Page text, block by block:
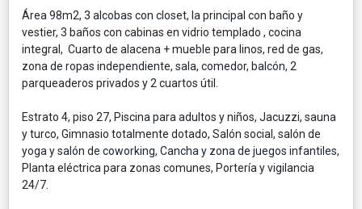
Área 98m2, 3 alcobas con closet, la principal con baño y
vestier, 3 baños con cabinas en vidrio templado , cocina
integral, Cuarto de alacena + mueble para linos, red de gas,
zona de ropas independiente, sala, comedor, balcón, 2
parqueaderos privados y 2 cuartos útil.
Estrato 4, piso 27, Piscina para adultos y niños, Jacuzzi, sauna
y turco, Gimnasio totalmente dotado, Salón social, salón de
yoga y salón de coworking, Cancha y zona de juegos infantiles,
Planta eléctrica para zonas comunes, Portería y vigilancia
24/7.